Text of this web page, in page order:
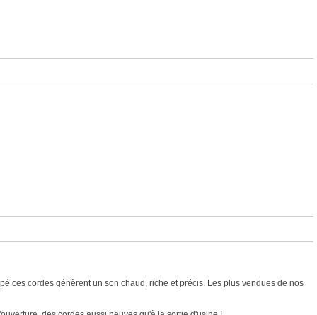
ces cordes génèrent un son chaud, riche et précis. Les plus vendues de nos